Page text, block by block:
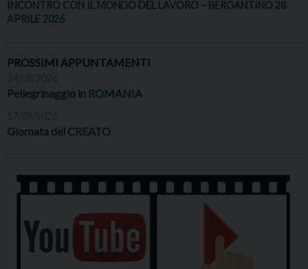
INCONTRO CON IL MONDO DEL LAVORO – BERGANTINO 28
APRILE 2026
PROSSIMI APPUNTAMENTI
Pellegrinaggio in ROMANIA
Giornata del CREATO